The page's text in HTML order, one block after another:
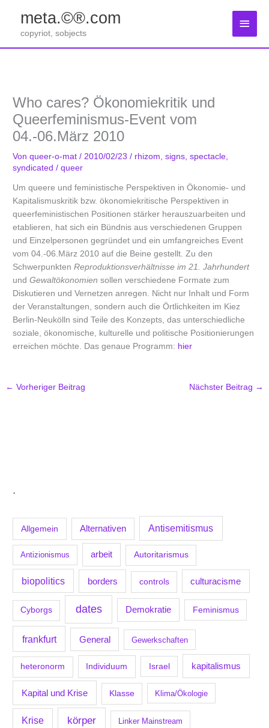
springen
meta.©®.com
copyriot, sobjects
.
Allgemein Alternativen Antisemitismus
Antizionismus arbeit Autoritarismus
biopolitics borders controls culturacisme
Cyborgs dates Demokratie Feminismus
frankfurt General Gewerkschaften
heteronorm Individuum Israel kapitalismus
Kapital und Krise Klasse Klima/Ökologie
Krise körper Linker Mainstream
Who cares? Ökonomiekritik und
Queerfeminismus-Event vom
04.-06.März 2010
Vonqueer-o-mat/ 2010/02/23/ rhizom ,signs ,spectacle
syndicated /queer
Um queere und feministische Perspektiven in Ökonomie- und
Kapitalismuskritik bzw. ökonomiekritische Perspektiven in
queerfeministischen Positionen stärker herauszuarbeiten und
etablieren, hat sich ein Bündnis aus verschiedenen Gruppen
und Einzelpersonen gegründet und ein umfangreiches Event
vom 04.-06.März 2010 auf die Beine gestellt. Zu den
SchwerpunktenReproduktionsverhältnisse im 21. Jahrhundert
undGewaltökonomiensollen verschiedene Formate zum
Diskutieren und Vernetzen anregen. Nicht nur Inhalt und Form
der Veranstaltungen, sondern auch die Örtlichkeiten im Kiez
Berlin-Neukölln sind Teile des Konzepts, das unterschiedliche
soziale, ökonomische, kulturelle und politische Positionierungen
erreichen möchte. Das genaue Programm: hier
← Vorheriger Beitrag Nächster Beitrag →